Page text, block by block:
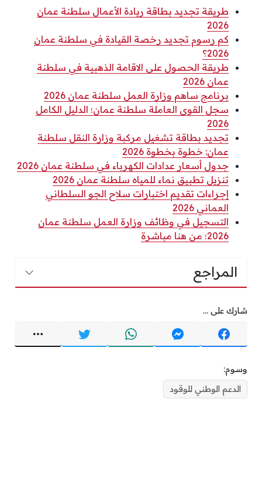
طريقة تجديد بطاقة ريادة الأعمال سلطنة عمان
2026
كم رسوم تجديد رخصة القيادة في سلطنة عمان
2026؟
طريقة الحصول على الاقامة الذهبية في سلطنة
عمان 2026
برنامج ساهم وزارة العمل سلطنة عمان 2026
سجل القوى العاملة سلطنة عمان؛ الدليل الكامل
2026
تجديد بطاقة تشغيل مركبة وزارة النقل سلطنة
عمان: خطوة بخطوة 2026
جدول أسعار عدادات الكهرباء في سلطنة عمان 2026
تنزيل تطبيق نماء للمياه سلطنة عمان 2026
إجراءات تقديم اختبارات سلاح الجو السلطاني
العماني 2026
التسجيل في وظائف وزارة العمل سلطنة عمان
2026؛ من هنا مباشرة
المراجع
شارك على ...
وسوم:
الدعم الوطني للوقود